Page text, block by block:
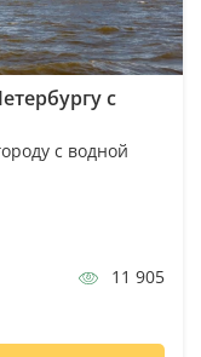
с
с водной
11 905